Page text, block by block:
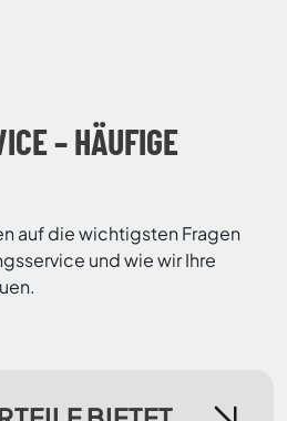
– HÄUFIGE
auf die wichtigsten Fragen
und wie wir Ihre